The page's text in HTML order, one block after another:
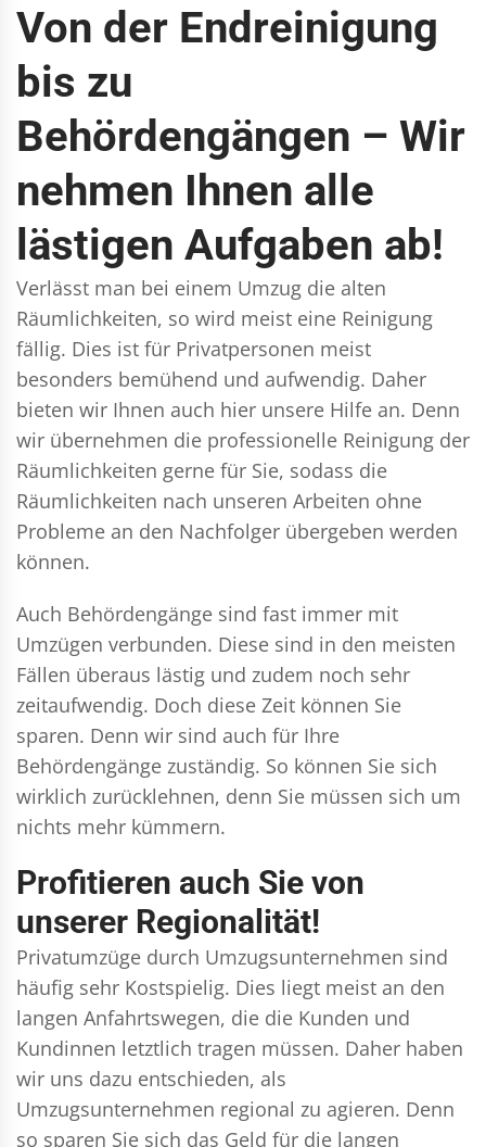
Von der Endreinigung
bis zu
Behördengängen – Wir
nehmen Ihnen alle
lästigen Aufgaben ab!
Verlässt man bei einem Umzug die alten
Räumlichkeiten, so wird meist eine Reinigung
fällig. Dies ist für Privatpersonen meist
besonders bemühend und aufwendig. Daher
bieten wir Ihnen auch hier unsere Hilfe an. Denn
wir übernehmen die professionelle Reinigung der
Räumlichkeiten gerne für Sie, sodass die
Räumlichkeiten nach unseren Arbeiten ohne
Probleme an den Nachfolger übergeben werden
können.
Auch Behördengänge sind fast immer mit
Umzügen verbunden. Diese sind in den meisten
Fällen überaus lästig und zudem noch sehr
zeitaufwendig. Doch diese Zeit können Sie
sparen. Denn wir sind auch für Ihre
Behördengänge zuständig. So können Sie sich
wirklich zurücklehnen, denn Sie müssen sich um
nichts mehr kümmern.
Profitieren auch Sie von
unserer Regionalität!
Privatumzüge durch Umzugsunternehmen sind
häufig sehr Kostspielig. Dies liegt meist an den
langen Anfahrtswegen, die die Kunden und
Kundinnen letztlich tragen müssen. Daher haben
wir uns dazu entschieden, als
Umzugsunternehmen regional zu agieren. Denn
so sparen Sie sich das Geld für die langen